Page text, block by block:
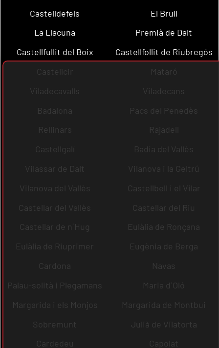
Castelldefels
El Brull
La Llacuna
Premià de Dalt
Castellfullit del Boix
Castellfollit de Riubregós
Castellcir
Mataró
Viladecavalls
Viladecans
Badalona
Pacs del Penedès
Rellinars
Rajadell
Castellgalí
Badia del Vallès
Vilassar de Dalt
Vilanova i la Geltrú
Vilanova del Vallès
Castellbell i el Vilar
Castellar del Vallès
Castellar del Riu
Castellar de n´Hug
Eulàlia de Ronçana
Eulàlia de Riuprimer
Eugènia de Berga
Cardona
Navas
Palau-solità i Plegamans
Maria d´Oló
Margarida i els Monjos
Margarida de Montbui
Sobremunt
Julià de Vilatorta
Cardedeu
Capolat